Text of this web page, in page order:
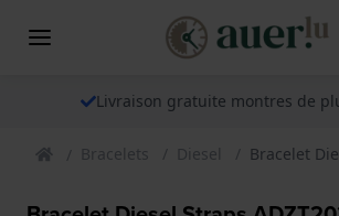
Livraison gratuite montres de
Bracelets Diesel Bracelet